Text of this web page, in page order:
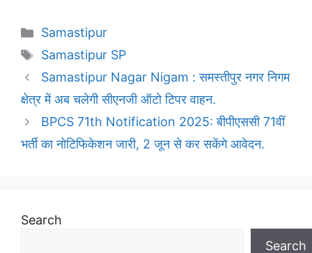
Categories
Samastipur
Tags
Samastipur SP
Samastipur Nagar Nigam : समस्तीपुर नगर निगम
क्षेत्र में अब चलेगी सीएनजी ऑटो टिपर वाहन.
BPCS 71th Notification 2025: बीपीएससी 71वीं
भर्ती का नोटिफिकेशन जारी, 2 जून से कर सकेंगे आवेदन.
Search
Search